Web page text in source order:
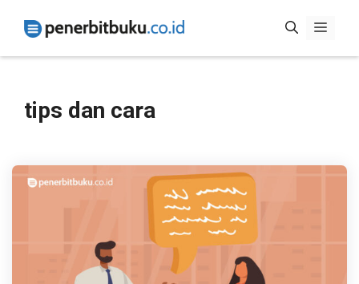
Menu
tips dan cara